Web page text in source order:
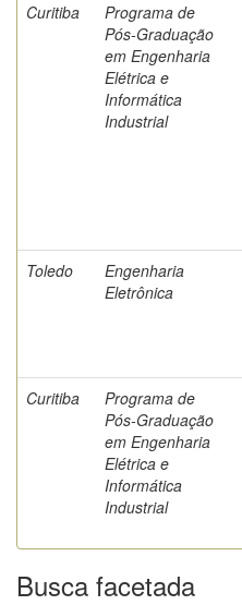
Curitiba
Programa de
Pós-Graduação
em Engenharia
Elétrica e
Informática
Industrial
Toledo
Engenharia
Eletrônica
Curitiba
Programa de
Pós-Graduação
em Engenharia
Elétrica e
Informática
Industrial
Busca facetada